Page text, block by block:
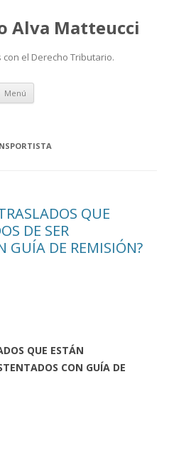
Alva Matteucci
el Derecho Tributario.
Menú Ir
contenido
QUE
DE SER
GUÍA DE REMISIÓN?
QUE ESTÁN
CON GUÍA DE